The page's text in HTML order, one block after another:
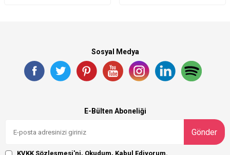
Sosyal Medya
E-Bülten Aboneliği
Gönder
KVKK Sözleşmesi'ni, Okudum, Kabul Ediyorum.